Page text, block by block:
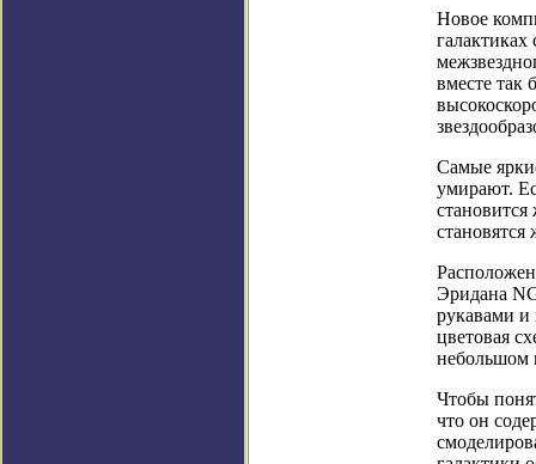
Новое
вместе так
Самые
умирают.
Эридана
рукавами и
цветовая
небольшом
Чтобы
что он